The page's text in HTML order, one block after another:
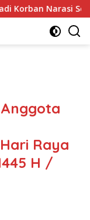
Sepihak
Raya
H /